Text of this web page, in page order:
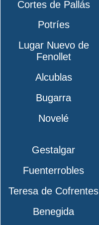
Cortes de Pallás
Potríes
Lugar Nuevo de
Fenollet
Alcublas
Bugarra
Novelé
Gestalgar
Fuenterrobles
Teresa de Cofrentes
Benegida